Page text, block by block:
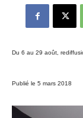
Du 6 au 29 août,
Publié le 5 mars 2018